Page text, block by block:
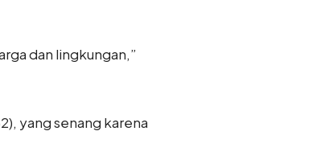
dan lingkungan,”
yang senang karena